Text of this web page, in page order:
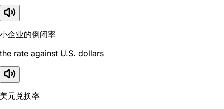
小企业的倒闭率
the rate against U.S. dollars
美元兑换率